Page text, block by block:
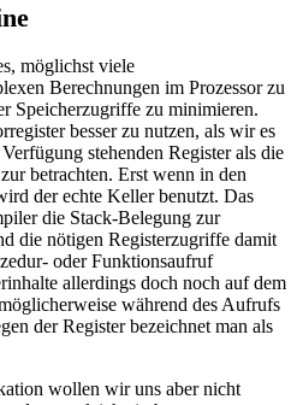
möglichst viele
Berechnungen im Prozessor zu
Speicherzugriffe zu minimieren.
besser zu nutzen, als wir es
stehenden Register als die
betrachten. Erst wenn in den
der echte Keller benutzt. Das
die Stack-Belegung zur
die nötigen Registerzugriffe damit
oder Funktionsaufruf
allerdings doch noch auf dem
während des Aufrufs
der Register bezeichnet man als
wollen wir uns aber nicht